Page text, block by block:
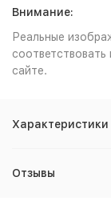
Внимание:
Реальные
сайте.
Характеристики
Отзывы